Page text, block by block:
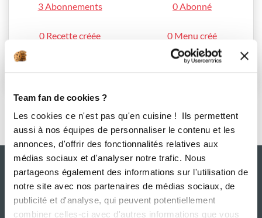
Team fan de cookies ?
Les cookies ce n'est pas qu'en cuisine ! Ils permettent
aussi à nos équipes de personnaliser le contenu et les
annonces, d'offrir des fonctionnalités relatives aux
médias sociaux et d'analyser notre trafic. Nous
partageons également des informations sur l'utilisation de
notre site avec nos partenaires de médias sociaux, de
publicité et d'analyse, qui peuvent potentiellement
combiner celles-ci avec d'autres informations que vous
3 Abonnements 0 Abonné
0 Recette créée 0 Menu créé